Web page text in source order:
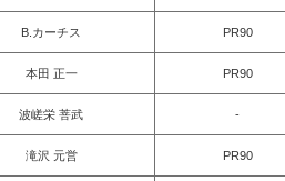
B.カーチス PR90
本田 正一 PR90
波嵯栄 菩武 -
滝沢 元営 PR90